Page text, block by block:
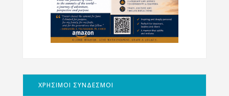
ΧΡΗΣΙΜΟΙ ΣΥΝΔΕΣΜΟΙ